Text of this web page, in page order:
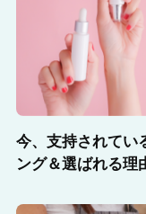
今、支持されてい
ング＆選ばれる理